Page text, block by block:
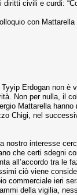
diritti civili e curdi:
con Mattarella
Erdogan non
Non per nulla, il
Mattarella
Chigi, nel
nostro interesse
che certi sdegni
all’accordo tra le
ciò viene
commerciale ieri
della vigilia,